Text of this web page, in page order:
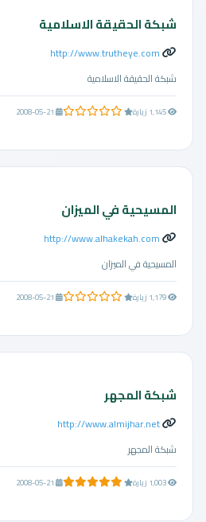
شبكة الحقيقة الاسلامية
http://www.trutheye.com
شبكة الحقيقة الاسلامية
0.0 من 5 نجوم 2008-05-21
المسيحية في الميزان
http://www.alhakekah.com
المسيحية في الميزان
0.0 من 5 نجوم 2008-05-21
شبكة المجهر
http://www.almijhar.net
شبكة المجهر
5.0 من 5 نجوم 2008-05-21